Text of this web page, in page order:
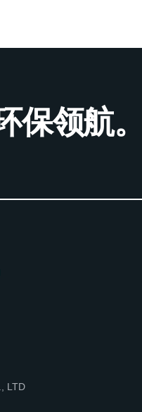
保领航。
LTD